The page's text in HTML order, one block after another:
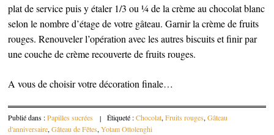
plat de service puis y étaler 1/3 ou ¼ de la crème au chocolat blanc
selon le nombre d’étage de votre gâteau. Garnir la crème de fruits
rouges. Renouveler l’opération avec les autres biscuits et finir par
une couche de crème recouverte de fruits rouges.
A vous de choisir votre décoration finale…
Publié dans :Papilles sucrées | Étiqueté :Chocolat,Fruits rouges,Gâteau
d'anniversaire,Gâteau de Fêtes,Yotam Ottolenghi